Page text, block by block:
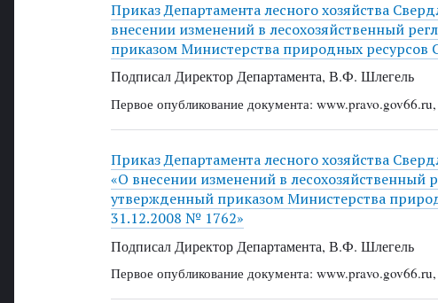
Приказ Департамента лесного хозяйства
внесении изменений в лесохозяйственный
приказом Министерства природных ресурсов
Подписал Директор Департамента, В.Ф. Шлегель
Первое опубликование документа:
Приказ Департамента лесного хозяйства
«О внесении изменений в лесохозяйственный
утвержденный приказом Министерства
31.12.2008 № 1762»
Подписал Директор Департамента, В.Ф. Шлегель
Первое опубликование документа: